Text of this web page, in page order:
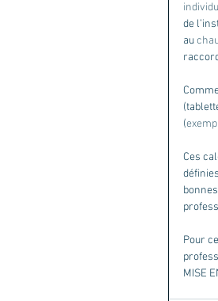
de
au
(
Ces
Pour
MISE